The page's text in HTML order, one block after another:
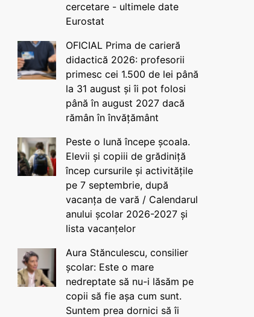
cercetare - ultimele date
Eurostat
OFICIAL Prima de carieră
didactică 2026: profesorii
primesc cei 1.500 de lei până
la 31 august și îi pot folosi
până în august 2027 dacă
rămân în învățământ
Peste o lună începe școala.
Elevii și copiii de grădiniță
încep cursurile și activitățile
pe 7 septembrie, după
vacanța de vară / Calendarul
anului școlar 2026-2027 și
lista vacanțelor
Aura Stănculescu, consilier
școlar: Este o mare
nedreptate să nu-i lăsăm pe
copii să fie așa cum sunt.
Suntem prea dornici să îi